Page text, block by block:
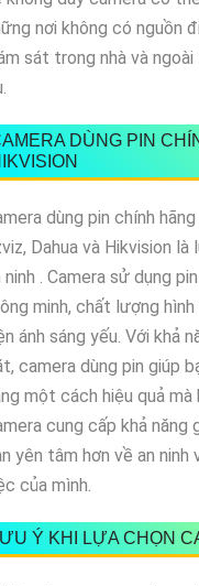
nơi không có nguồn
sát trong nhà và
DÙNG PIN
dùng pin chính
Dahua và Hikvision
ninh . Camera sử dụng
minh, chất lượng
ánh sáng yếu. Với khả
camera dùng pin giúp
một cách hiệu quả
cung cấp khả năng
yên tâm hơn về an
của mình.
Ý KHI LỰA CHỌN